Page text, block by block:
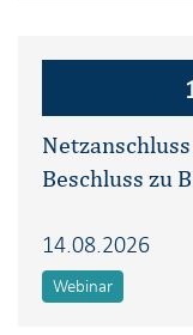
Beschluss zu
14.08.2026
Webinar